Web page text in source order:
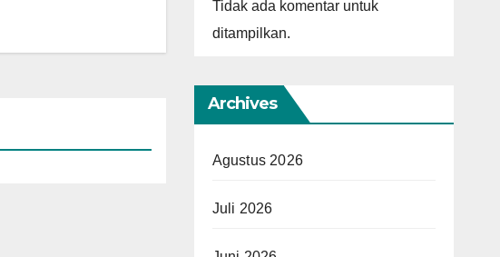
Tidak ada komentar untuk
ditampilkan.
Archives
Agustus 2026
Juli 2026